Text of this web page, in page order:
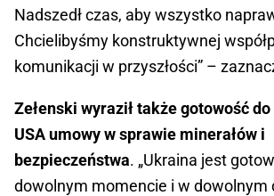
Nadszedł czas, aby wszystko
Chcielibyśmy konstruktywnej
komunikacji w przyszłości” –
Zełenski wyraził także gotowość
USA umowy w sprawie minerałów i
bezpieczeństwa. „Ukraina jest
dowolnym momencie i w dowolnym